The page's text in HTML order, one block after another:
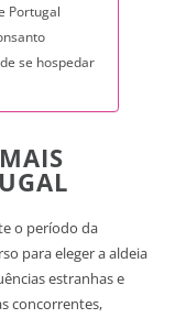
Portugal
se hospedar
o período da
para eleger a aldeia
estranhas e
concorrentes,